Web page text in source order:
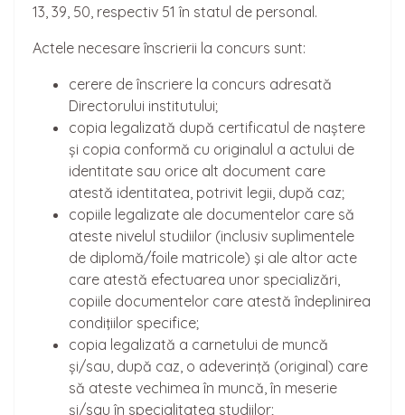
13, 39, 50, respectiv 51 în statul de personal.
Actele necesare înscrierii la concurs sunt:
cerere de înscriere la concurs adresată
Directorului institutului;
copia legalizată după certificatul de naștere
și copia conformă cu originalul a actului de
identitate sau orice alt document care
atestă identitatea, potrivit legii, după caz;
copiile legalizate ale documentelor care să
ateste nivelul studiilor (inclusiv suplimentele
de diplomă/foile matricole) şi ale altor acte
care atestă efectuarea unor specializări,
copiile documentelor care atestă îndeplinirea
condiţiilor specifice;
copia legalizată a carnetului de muncă
și/sau, după caz, o adeverinţă (original) care
să ateste vechimea în muncă, în meserie
şi/sau în specialitatea studiilor;